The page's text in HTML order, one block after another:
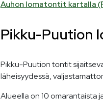
Auhon lomatontit kartalla
Pikku-Puution
Pikku-Puution tontit
läheisyydessä,
Alueella on 10 omarantaista